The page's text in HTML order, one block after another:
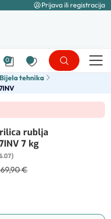
Prijava ili registracija
0
Bijela tehnika
rublja
7 kg
€